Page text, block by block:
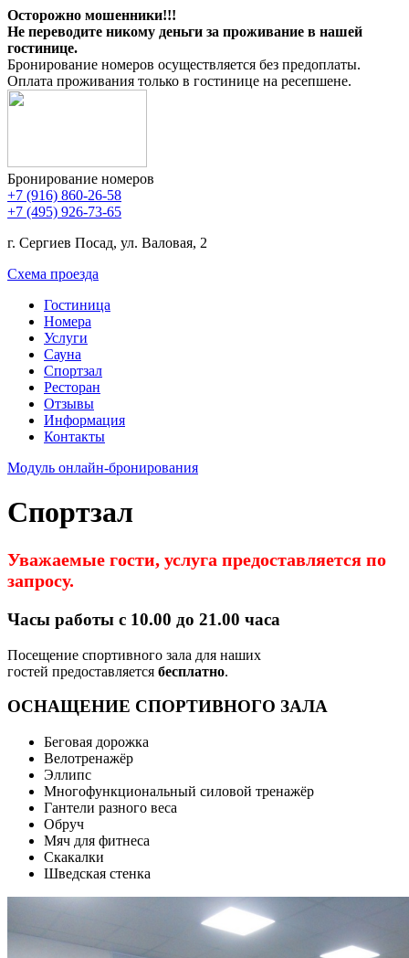
Осторожно мошенники!!!
Не переводите никому деньги за проживание в нашей
гостинице.
Бронирование номеров осуществляется без предоплаты.
Оплата проживания только в гостинице на ресепшене.
Бронирование номеров
+7 (916) 860-26-58
+7 (495) 926-73-65
г. Сергиев Посад, ул. Валовая, 2
Схема проезда
Гостиница
Номера
Услуги
Сауна
Спортзал
Ресторан
Отзывы
Информация
Контакты
Модуль онлайн-бронирования
Спортзал
Уважаемые гости, услуга предоставляется по
запросу.
Часы работы с 10.00 до 21.00 часа
Посещение спортивного зала для наших
гостей предоставляется бесплатно.
ОСНАЩЕНИЕ СПОРТИВНОГО ЗАЛА
Беговая дорожка
Велотренажёр
Эллипс
Многофункциональный силовой тренажёр
Гантели разного веса
Обруч
Мяч для фитнеса
Скакалки
Шведская стенка